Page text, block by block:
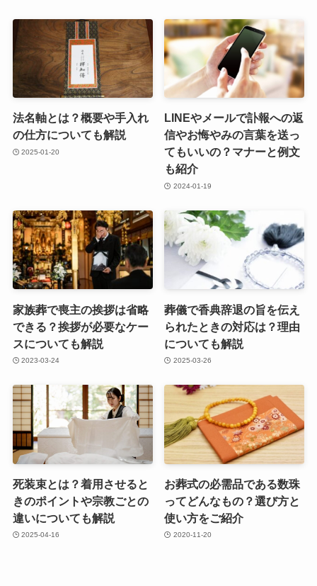
法名軸とは？概要や手入れ
の仕方についても解説
2025-01-20
LINEやメールで訃報への返
信やお悔やみの言葉を送っ
てもいいの？マナーと例文
も紹介
2024-01-19
家族葬で喪主の挨拶は省略
できる？挨拶が必要なケー
スについても解説
2023-03-24
葬儀で香典辞退の旨を伝え
られたときの対応は？理由
についても解説
2025-03-26
死装束とは？着用させると
きのポイントや宗教ごとの
違いについても解説
2025-04-16
お葬式の必需品である数珠
ってどんなもの？選び方と
使い方をご紹介
2020-11-20